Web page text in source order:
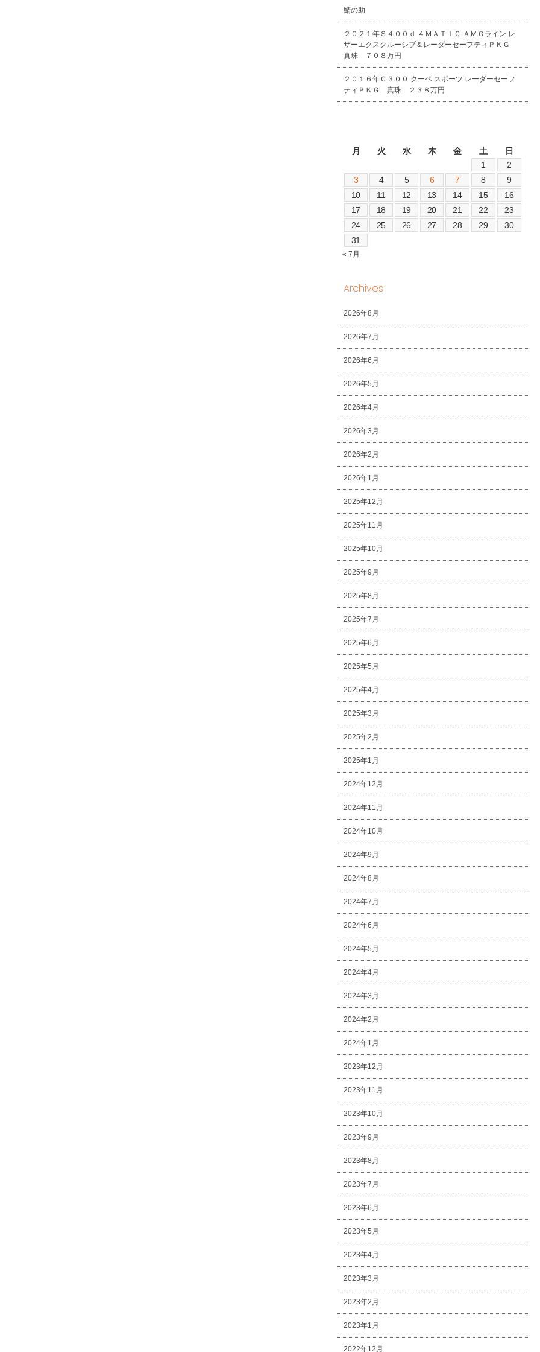
鯖の助
２０２１年Ｓ４００ｄ ４ＭＡＴＩＣ ＡＭＧライン レ
ザーエクスクルーシブ＆レーダーセーフティＰＫＧ
真珠 ７０８万円
２０１６年Ｃ３００ クーペ スポーツ レーダーセーフ
ティＰＫＧ 真珠 ２３８万円
月
火 水 木 金 土
日
1
2
3
4 5 6 7 8
9
10
11 12 13 14 15
16
17
18 19 20 21 22
23
24
25 26 27 28 29
30
31
« 7月
Archives
2026年8月
2026年7月
2026年6月
2026年5月
2026年4月
2026年3月
2026年2月
2026年1月
2025年12月
2025年11月
2025年10月
2025年9月
2025年8月
2025年7月
2025年6月
2025年5月
2025年4月
2025年3月
2025年2月
2025年1月
2024年12月
2024年11月
2024年10月
2024年9月
2024年8月
2024年7月
2024年6月
2024年5月
2024年4月
2024年3月
2024年2月
2024年1月
2023年12月
2023年11月
2023年10月
2023年9月
2023年8月
2023年7月
2023年6月
2023年5月
2023年4月
2023年3月
2023年2月
2023年1月
2022年12月